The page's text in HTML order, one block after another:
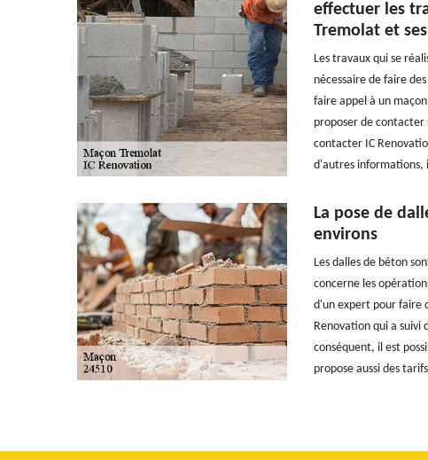
effectuer les
Tremolat et
Les travaux qui se
nécessaire de faire
faire appel à un
proposer de contacter
contacter IC
d'autres
La pose de
environs
Les dalles de béton
concerne les
d'un expert pour faire
Renovation qui a suivi
conséquent, il est
propose aussi des